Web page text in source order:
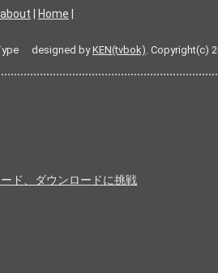
about Home
designed byKEN(tvbok). Copyright(c)
ド、ダウンロードに挑戦